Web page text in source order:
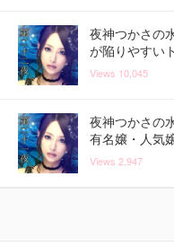
夜神つかさの
が陥りやすい
Views 10,045
夜神つかさの
有名嬢・人気
Views 2,947